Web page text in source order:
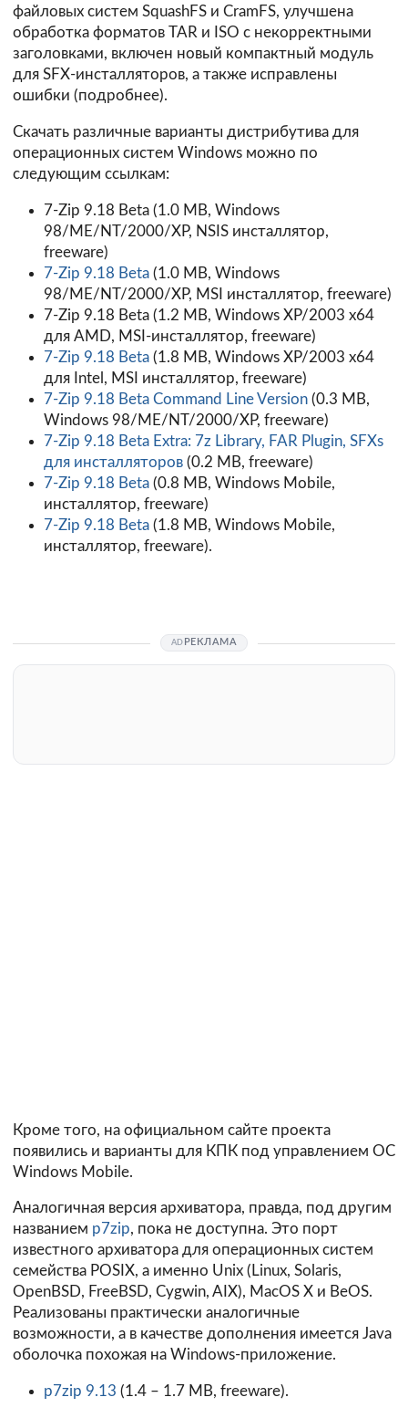
файловых систем SquashFS и CramFS, улучшена
обработка форматов TAR и ISO с некорректными
заголовками, включен новый компактный модуль
для SFX-инсталляторов, а также исправлены
ошибки (подробнее).
Скачать различные варианты дистрибутива для
операционных систем Windows можно по
следующим ссылкам:
7-Zip 9.18 Beta (1.0 MB, Windows
98/ME/NT/2000/XP, NSIS инсталлятор,
freeware)
7-Zip 9.18 Beta(1.0 MB, Windows
98/ME/NT/2000/XP, MSI инсталлятор, freeware)
7-Zip 9.18 Beta (1.2 MB, Windows XP/2003 x64
для AMD, MSI-инсталлятор, freeware)
7-Zip 9.18 Beta(1.8 MB, Windows XP/2003 x64
для Intel, MSI инсталлятор, freeware)
7-Zip 9.18 Beta Command Line Version(0.3 MB,
Windows 98/ME/NT/2000/XP, freeware)
7-Zip 9.18 Beta Extra: 7z Library, FAR Plugin, SFXs
для инсталляторов(0.2 MB, freeware)
7-Zip 9.18 Beta(0.8 MB, Windows Mobile,
инсталлятор, freeware)
7-Zip 9.18 Beta(1.8 MB, Windows Mobile,
инсталлятор, freeware).
РЕКЛАМА
Кроме того, на официальном сайте проекта
появились и варианты для КПК под управлением ОС
Windows Mobile.
Аналогичная версия архиватора, правда, под другим
названием p7zip, пока не доступна. Это порт
известного архиватора для операционных систем
семейства POSIX, а именно Unix (Linux, Solaris,
OpenBSD, FreeBSD, Cygwin, AIX), MacOS X и BeOS.
Реализованы практически аналогичные
возможности, а в качестве дополнения имеется Java
оболочка похожая на Windows-приложение.
p7zip 9.13 (1.4 – 1.7 MB, freeware).